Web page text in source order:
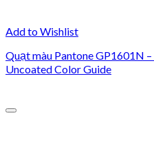
Add to Wishlist
Quạt màu Pantone GP1601N
Uncoated Color Guide